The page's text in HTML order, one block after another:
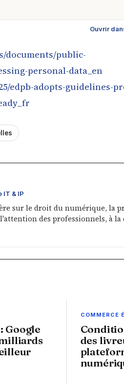
Ouvrir
documents/public-
personal-data_en
edpb-adopts-guidelines-
& IP
sur le droit du numérique, la
des professionnels, à la
Google
COMMERCE
des